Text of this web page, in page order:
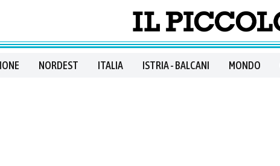
NORDEST ITALIA ISTRIA - BALCANI MONDO